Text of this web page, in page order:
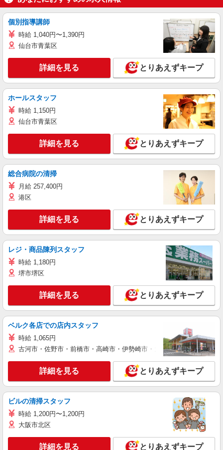
個別指導講師
時給 1,040円〜1,390円
仙台市青葉区
詳細を見る とりあえずキープ
ホールスタッフ
時給 1,150円
仙台市青葉区
詳細を見る とりあえずキープ
総合病院の清掃
月給 257,400円
港区
詳細を見る とりあえずキープ
レジ・商品陳列スタッフ
時給 1,180円
堺市堺区
詳細を見る とりあえずキープ
ベルク各店での店内スタッフ
時給 1,065円
古河市・佐野市・前橋市・高崎市・伊勢崎市・太田市・館林市・藤
詳細を見る とりあえずキープ
ビルの清掃スタッフ
時給 1,200円〜1,200円
大阪市北区
詳細を見る とりあえずキープ